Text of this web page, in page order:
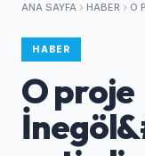
ANA SAYFA HABER O
HABER
O proje